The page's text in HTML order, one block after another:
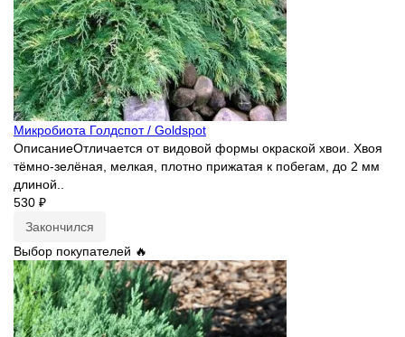
Микробиота Голдспот / Goldspot
ОписаниеОтличается от видовой формы окраской хвои. Хвоя
тёмно-зелёная, мелкая, плотно прижатая к побегам, до 2 мм
длиной..
530 ₽
Закончился
Выбор покупателей 🔥